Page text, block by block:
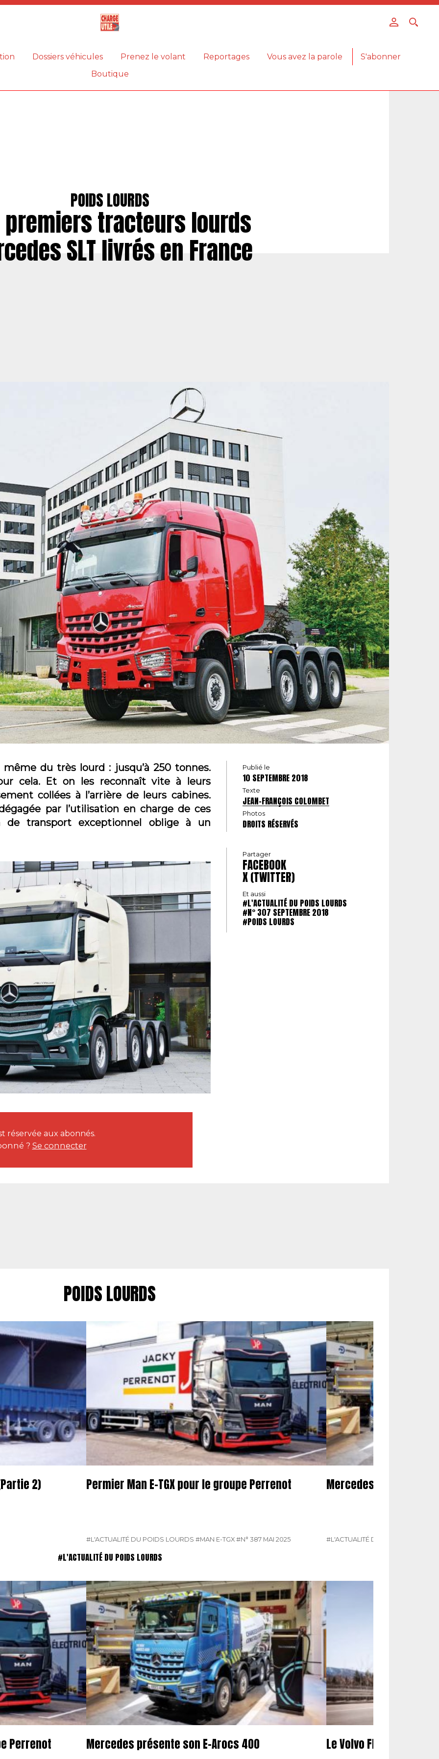
Dossiers véhicules Prenez le volant Reportages Vous avez la parole
S'abonner
Boutique
POIDS LOURDS
premiers tracteurs lourds
SLT livrés en France
du très lourd : jusqu’à 250 tonnes.
cela. Et on les reconnaît vite à leurs
collées à l’arrière de leurs cabines.
par l’utilisation en charge de ces
de transport exceptionnel oblige à un
réservée aux abonnés.
? Se connecter
Publié le
10 SEPTEMBRE 2018
Texte
JEAN-FRANÇOIS COLOMBET
Photos
DROITS RÉSERVÉS
Partager
FACEBOOK
X (TWITTER)
Et aussi
#L'ACTUALITÉ DU POIDS LOURDS
#N° 307 SEPTEMBRE 2018
#POIDS LOURDS
POIDS LOURDS
2) Permier Man E-TGX pour le groupe Perrenot
#L'ACTUALITÉ DU POIDS LOURDS #MAN E-TGX#N° 387 MAI 2025
Mercedes présente
#L'ACTUALITÉ DU POIDS LOURDS
#L'ACTUALITÉ DU POIDS LOURDS
Perrenot Mercedes présente son E-Arocs 400 Le Volvo FH aero